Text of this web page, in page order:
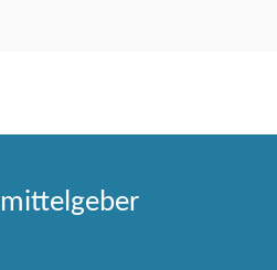
bei der Umsetzung
der